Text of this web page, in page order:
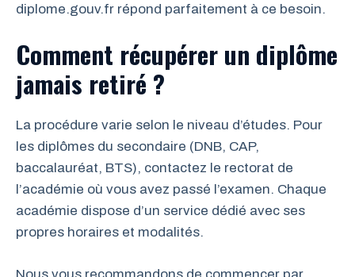
diplome.gouv.fr répond parfaitement à ce besoin.
Comment récupérer un diplôme
jamais retiré ?
La procédure varie selon le niveau d’études. Pour
les diplômes du secondaire (DNB, CAP,
baccalauréat, BTS), contactez le rectorat de
l’académie où vous avez passé l’examen. Chaque
académie dispose d’un service dédié avec ses
propres horaires et modalités.
Nous vous recommandons de commencer par